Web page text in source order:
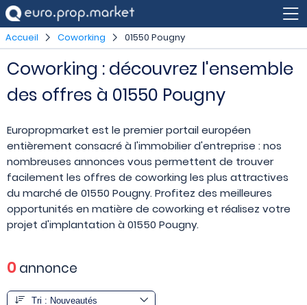
Accueil Coworking 01550 Pougny
Coworking : découvrez l'ensemble
des offres à 01550 Pougny
Europropmarket est le premier portail européen
entièrement consacré à l'immobilier d'entreprise : nos
nombreuses annonces vous permettent de trouver
facilement les offres de coworking les plus attractives
du marché de 01550 Pougny. Profitez des meilleures
opportunités en matière de coworking et réalisez votre
projet d'implantation à 01550 Pougny.
0annonce